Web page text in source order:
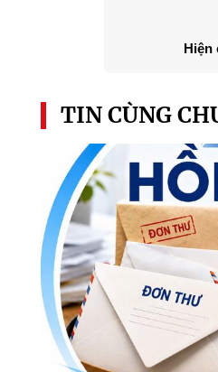
Hiện
TIN CÙNG